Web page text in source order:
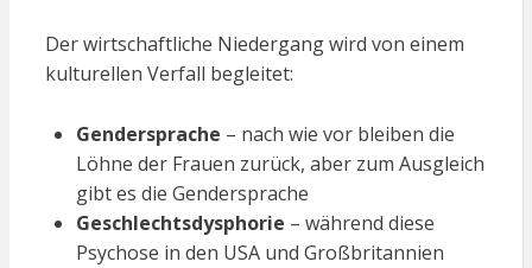
Der wirtschaftliche Niedergang wird von einem
kulturellen Verfall begleitet:
Gendersprache – nach wie vor bleiben die
Löhne der Frauen zurück, aber zum Ausgleich
gibt es die Gendersprache
Geschlechtsdysphorie – während diese
Psychose in den USA und Großbritannien